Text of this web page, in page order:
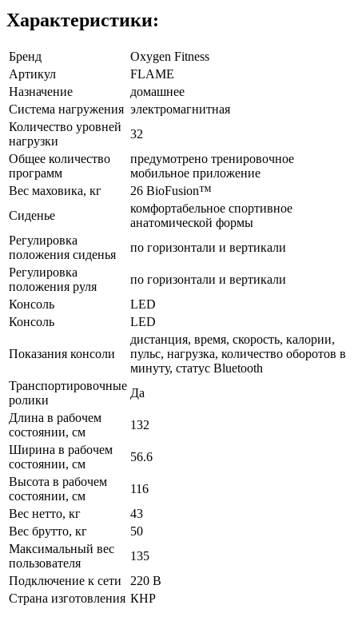
Характеристики:
Бренд
Oxygen Fitness
Артикул
FLAME
Назначение
домашнее
Система нагружения электромагнитная
Количество уровней
нагрузки
32
Общее количество
программ
предумотрено тренировочное
мобильное приложение
Вес маховика, кг
26 BioFusion™
Сиденье
комфортабельное спортивное
анатомической формы
Регулировка
положения сиденья
по горизонтали и вертикали
Регулировка
положения руля
по горизонтали и вертикали
Консоль
LED
Консоль
LED
Показания консоли
дистанция, время, скорость, калории,
пульс, нагрузка, количество оборотов в
минуту, статус Bluetooth
Транспортировочные
ролики
Да
Длина в рабочем
состоянии, см
132
Ширина в рабочем
состоянии, см
56.6
Высота в рабочем
состоянии, см
116
Вес нетто, кг
43
Вес брутто, кг
50
Максимальный вес
пользователя
135
Подключение к сети
220 В
Страна изготовления КНР